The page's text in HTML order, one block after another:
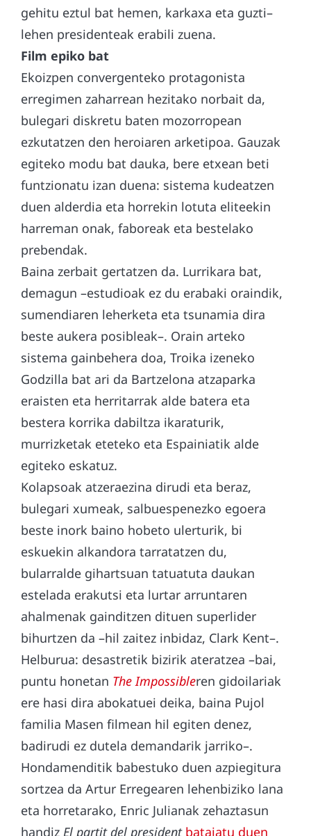
gehitu eztul bat hemen, karkaxa eta guzti–
lehen presidenteak erabili zuena.
Film epiko bat
Ekoizpen convergenteko protagonista
erregimen zaharrean hezitako norbait da,
bulegari diskretu baten mozorropean
ezkutatzen den heroiaren arketipoa. Gauzak
egiteko modu bat dauka, bere etxean beti
funtzionatu izan duena: sistema kudeatzen
duen alderdia eta horrekin lotuta eliteekin
harreman onak, faboreak eta bestelako
prebendak.
Baina zerbait gertatzen da. Lurrikara bat,
demagun –estudioak ez du erabaki oraindik,
sumendiaren leherketa eta tsunamia dira
beste aukera posibleak–. Orain arteko
sistema gainbehera doa, Troika izeneko
Godzilla bat ari da Bartzelona atzaparka
eraisten eta herritarrak alde batera eta
bestera korrika dabiltza ikaraturik,
murrizketak eteteko eta Espainiatik alde
egiteko eskatuz.
Kolapsoak atzeraezina dirudi eta beraz,
bulegari xumeak, salbuespenezko egoera
beste inork baino hobeto ulerturik, bi
eskuekin alkandora tarratatzen du,
bularralde gihartsuan tatuatuta daukan
estelada erakutsi eta lurtar arruntaren
ahalmenak gainditzen dituen superlider
bihurtzen da –hil zaitez inbidaz, Clark Kent–.
Helburua: desastretik bizirik ateratzea –bai,
puntu honetan The Impossibleren gidoilariak
ere hasi dira abokatuei deika, baina Pujol
familia Masen filmean hil egiten denez,
badirudi ez dutela demandarik jarriko–.
Hondamenditik babestuko duen azpiegitura
sortzea da Artur Erregearen lehenbiziko lana
eta horretarako, Enric Julianak zehaztasun
handiz El partit del president bataiatu duen